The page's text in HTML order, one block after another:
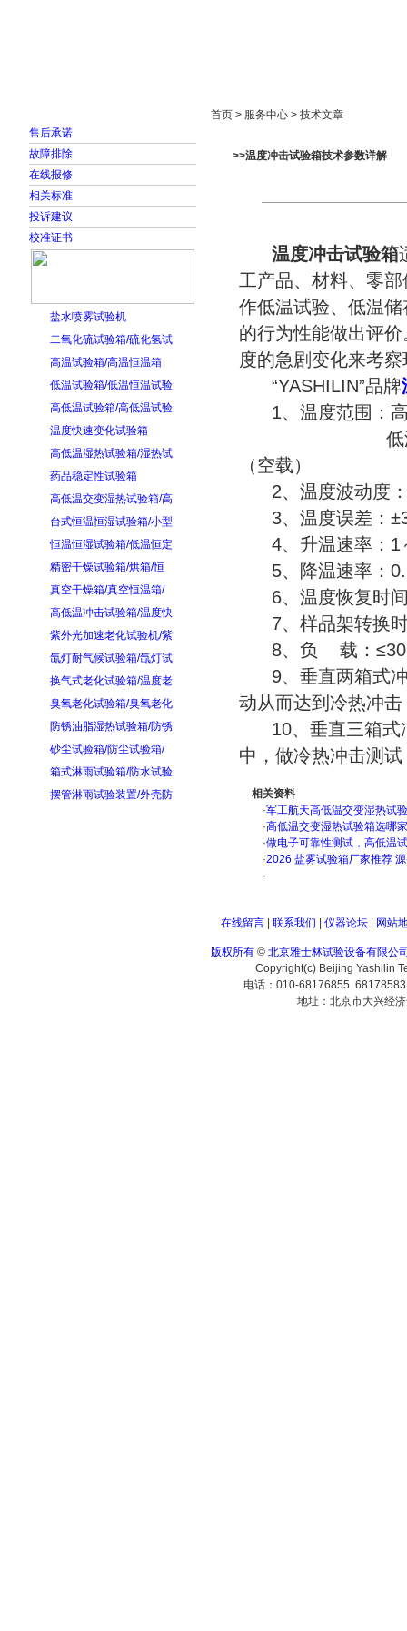
售后承诺
故障排除
在线报修
相关标准
投诉建议
校准证书
盐水喷雾试验机
二氧化硫试验箱/硫化氢试
高温试验箱/高温恒温箱
低温试验箱/低温恒温试验
高低温试验箱/高低温试验
温度快速变化试验箱
高低温湿热试验箱/湿热试
药品稳定性试验箱
高低温交变湿热试验箱/高
台式恒温恒湿试验箱/小型
恒温恒湿试验箱/低温恒定
精密干燥试验箱/烘箱/恒
真空干燥箱/真空恒温箱/
高低温冲击试验箱/温度快
紫外光加速老化试验机/紫
氙灯耐气候试验箱/氙灯试
换气式老化试验箱/温度老
臭氧老化试验箱/臭氧老化
防锈油脂湿热试验箱/防锈
砂尘试验箱/防尘试验箱/
箱式淋雨试验箱/防水试验
摆管淋雨试验装置/外壳防
首页 > 服务中心 > 技术文章
>>温度冲击试验箱技术参数详解
温度冲击试验箱
工产品、材料、零
作低温试验、低温
的行为性能做出评
度的急剧变化来考
“YASHILIN”品牌
1、温度范围：高
低温箱：A:室
（空载）
2、温度波动度
3、温度误差：
4、升温速率：1
5、降温速率：
6、温度恢复时间
7、样品架转换时
8、负 载：
9、垂直两箱式冲
动从而达到冷热冲击
10、垂直三箱式
中，做冷热冲击测试
相关资料
·军工航天高低温交变湿热试
·高低温交变湿热试验箱选哪
·做电子可靠性测试，高低温
·2026 盐雾试验箱厂家推荐
·
在线留言| 联系我们 仪器论坛| 网站
版权所有 © 北京雅士林试验设备有限公
Copyright(c) Beijing Yashilin
电话：010-68176855
地址：北京市大兴经